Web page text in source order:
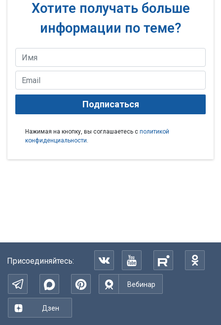
Хотите получать больше
информации по теме?
Подписаться
Нажимая на кнопку, вы соглашаетесь с политикой
конфиденциальности.
Присоединяйтесь:
Вебинар
Дзен